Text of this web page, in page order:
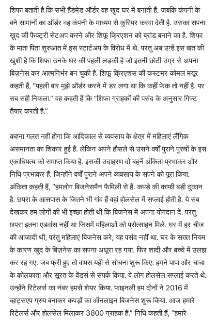
शिफा बताती है कि सभी हैंडमेड ऑर्डर वह खुद घर में बनाती हैं. जबकि कंपनी के
बने सामानों का ऑर्डर वह कंपनी के माध्यम से कुरियर करवा देती है. उसका सपना
ख़ुद की फैक्ट्री सेटअप करने और शिफू क्रिएशन को ब्रांड बनाने का है. शिफा
के माता पिता शुरुआत में इस स्टार्टअप के विरोध में थे. परंतु अब उन्हें इस बात की
खुशी है कि शिफा उनके घर की पहली लड़की है जो इतनी छोटी उम्र से अपना
बिज़नेस कर आत्मनिर्भर बन चुकी है. शिफू क्रिएशंस की कस्टमर कोमल मयूर
कहती हैं, “पहली बार मुझे ऑर्डर करने में डर लगा था कि कहीं फेक तो नहीं है. पर
सब सही निकला.” वह कहती हैं कि “शिफा ग्राहकों की पसंद के अनुसार गिफ्ट
तैयार करती है.”
कहना गलत नहीं होगा कि आदिकाल से व्यवसाय के क्षेत्र में महिलाएं लैंगिक
असमानता का शिकार हुई हैं. लेकिन अपने हौसले से उसने वर्षों पुराने पुरुषों के इस
एकाधिपत्य को समाप्त किया है. इसकी उदाहरण दो बहनें अंकिता प्रभाकर और
निधि प्रभाकर हैं. जिन्होंने वर्षों पुराने अपने व्यवसाय के सपने को पूरा किया.
अंकिता कहती हैं, “हमलोग बिजनेसमैन फैमिली से हैं. कपड़े की काफी बड़ी दुकान
है. छपरा के आसपास के जितने भी गांव हैं वहां होलसेल में सप्लाई होती है. ये सब
देखकर हम लोगों की भी इच्छा होती थी कि बिजनेस में अपना योगदान दें. परंतु
छपरा इतना एडवांस नहीं था जिसमें महिलाओं को प्रोत्साहन मिले. घर में हर चीज
की आजादी थी, परंतु महिलाएं बिजनेस करे, यह पसंद नहीं था. घर के सख्त नियम
के कारण खुद के बिज़नेस का सपना अधूरा रह गया. फिर शादी और बच्चे में उलझ
कर रह गए. जब फ्री हुए तो वापस यही से सोचना शुरू किए. हमने पापा और चाचा
के कोलकाता और सूरत के वेंडर्स से संपर्क किया. वे लोग होलसेल सप्लाई करते थे.
उन्होंने रिटेलर्स का नंबर हमसे शेयर किया. फाइनली हम दोनों ने 2016 में
व्हाट्सएप ग्रुप बनाकर कपड़ों का ऑनलाइन बिजनेस शुरू किया. आज हमारे
रिटेलर्स और होलसेल मिलाकर 3800 ग्राहक हैं.” निधि कहती हैं, “हमारे